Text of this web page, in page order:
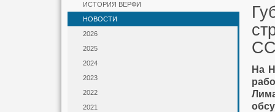
ИСТОРИЯ ВЕРФИ
НОВОСТИ
2026
2025
2024
2023
2022
2021
На